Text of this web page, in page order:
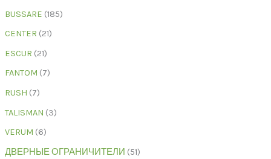
BUSSARE 185
CENTER 21
ESCUR 21
FANTOM 7
RUSH 7
TALISMAN 3
VERUM 6
ДВЕРНЫЕ ОГРАНИЧИТЕЛИ 51